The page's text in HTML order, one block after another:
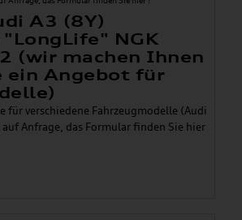
A3 (8Y)
NGK
(wir machen Ihnen
ein Angebot für
für verschiedene Fahrzeugmodelle (Audi
auf Anfrage, das Formular finden Sie hier